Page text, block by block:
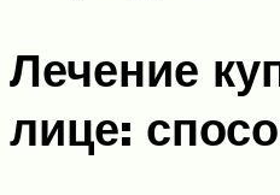
Лечение
лице: